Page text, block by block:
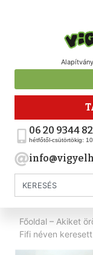
06 20 9344
hétfőtől-csütörtökig:
Főoldal – Akiket
Fifi néven